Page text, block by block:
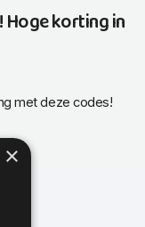
Hoge korting in
met deze codes!
×